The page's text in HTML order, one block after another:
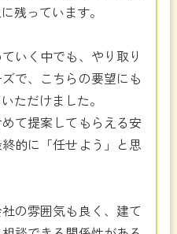
残っています。
いく中でも、やり取り
で、こちらの要望にも
ただけました。
て提案してもらえる安
的に「任せよう」と思
の雰囲気も良く、建て